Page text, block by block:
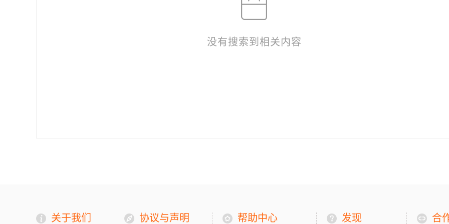
没有搜索到相关内容
关于我们 协议与声明 帮助中心 发现 合